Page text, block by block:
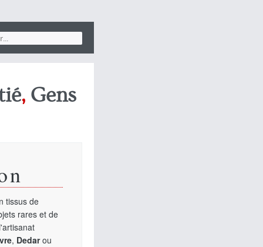
, Gens
tissus de
rares et de
, Dedarou